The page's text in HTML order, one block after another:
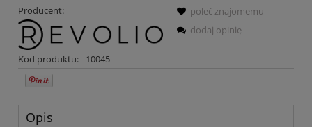
Producent:
Kod produktu: 10045
poleć znajomemu
dodaj opinię
Opis